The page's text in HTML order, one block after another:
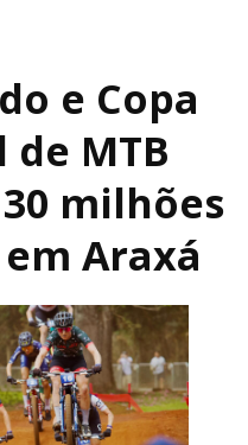
e Copa
MTB
milhões
Araxá